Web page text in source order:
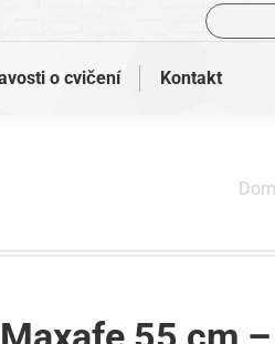
o cvičení Kontakt